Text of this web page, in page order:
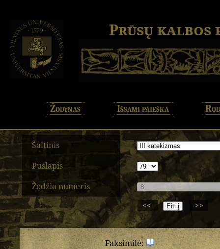
Prūsų kalbos
Žodynas Išsami paieška
Šaltinis
Puslapis
Žodžio numeris
<<
>>
Faksimilė: